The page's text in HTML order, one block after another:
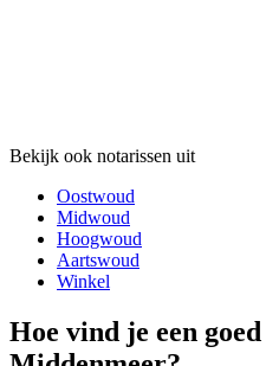
Bekijk ook notarissen uit
Oostwoud
Midwoud
Hoogwoud
Aartswoud
Winkel
Hoe vind je een